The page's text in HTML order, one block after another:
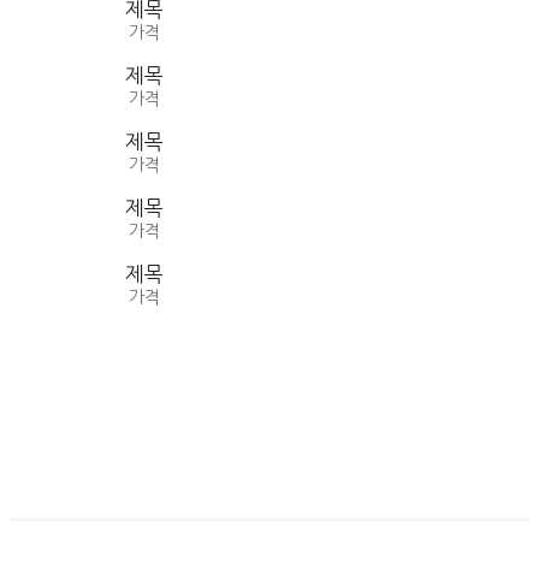
제목
가격
제목
가격
제목
가격
제목
가격
제목
가격